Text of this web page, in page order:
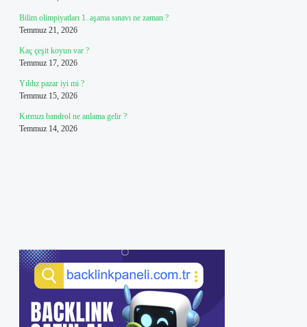
Bilim olimpiyatları 1. aşama sınavı ne zaman ?
Temmuz 21, 2026
Kaç çeşit koyun var ?
Temmuz 17, 2026
Yıldız pazar iyi mi ?
Temmuz 15, 2026
Kırmızı bandrol ne anlama gelir ?
Temmuz 14, 2026